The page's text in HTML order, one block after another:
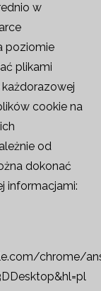
w
poziomie
plikami
cookie na
od
dokonać
informacjami:
chrome/